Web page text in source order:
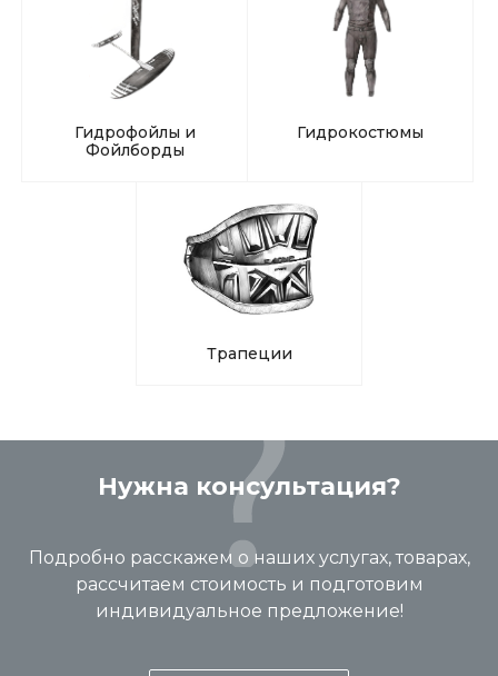
Гидрофойлы и
Фойлборды
Гидрокостюмы
Трапеции
Нужна консультация?
Подробно расскажем о наших услугах, товарах,
рассчитаем стоимость и подготовим
индивидуальное предложение!